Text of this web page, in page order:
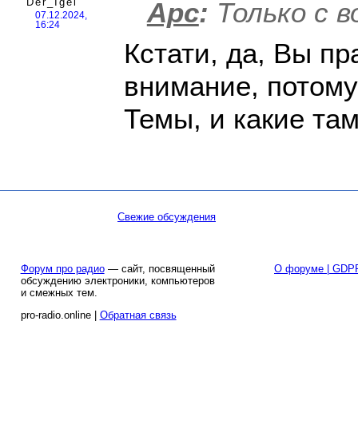
07.12.2024,
16:24
Арс: Только с
Кстати, да, Вы
внимание,
Темы, и какие
Свежие обсуждения
Форум про радио— сайт, посвященный
обсуждению электроники, компьютеров
и смежных тем.
pro-radio.online | Обратная связь
О форуме |